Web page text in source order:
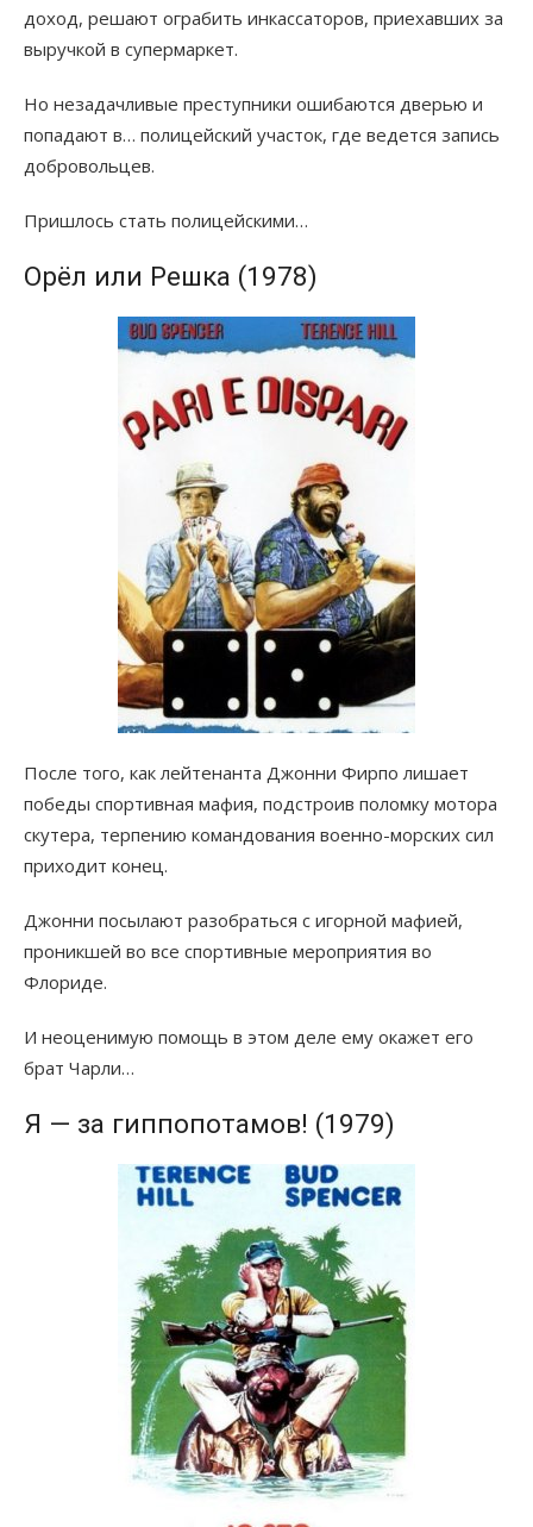
доход, решают ограбить инкассаторов, приехавших за
выручкой в супермаркет.
Но незадачливые преступники ошибаются дверью и
попадают в… полицейский участок, где ведется запись
добровольцев.
Пришлось стать полицейскими…
Орёл или Решка (1978)
После того, как лейтенанта Джонни Фирпо лишает
победы спортивная мафия, подстроив поломку мотора
скутера, терпению командования военно-морских сил
приходит конец.
Джонни посылают разобраться с игорной мафией,
проникшей во все спортивные мероприятия во
Флориде.
И неоценимую помощь в этом деле ему окажет его
брат Чарли…
Я — за гиппопотамов! (1979)